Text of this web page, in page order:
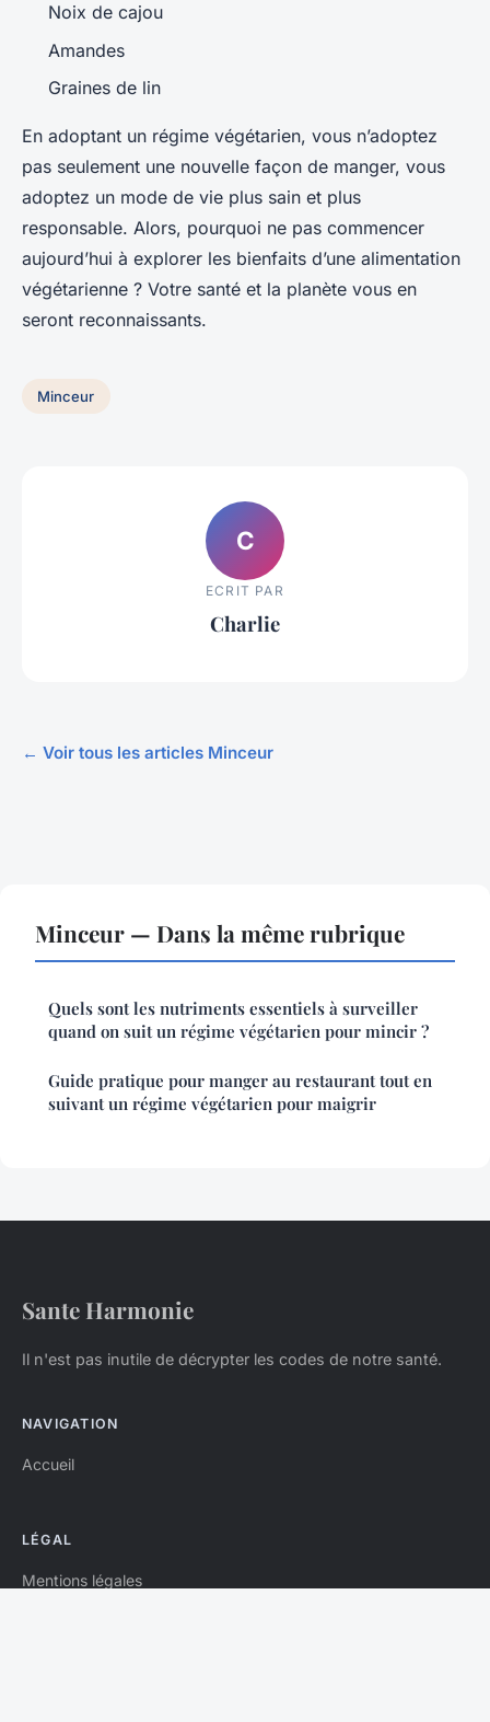
Noix de cajou
Amandes
Graines de lin
En adoptant un régime végétarien, vous n’adoptez
pas seulement une nouvelle façon de manger, vous
adoptez un mode de vie plus sain et plus
responsable. Alors, pourquoi ne pas commencer
aujourd’hui à explorer les bienfaits d’une alimentation
végétarienne ? Votre santé et la planète vous en
seront reconnaissants.
Minceur
C
ECRIT PAR
Charlie
← Voir tous les articles Minceur
Minceur — Dans la même rubrique
Quels sont les nutriments essentiels à surveiller
quand on suit un régime végétarien pour mincir ?
Guide pratique pour manger au restaurant tout en
suivant un régime végétarien pour maigrir
Sante Harmonie
Il n'est pas inutile de décrypter les codes de notre santé.
NAVIGATION
Accueil
LÉGAL
Mentions légales